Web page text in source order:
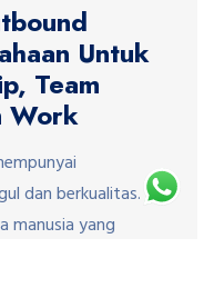
Untuk
Team
Work
dan berkualitas.
manusia yang